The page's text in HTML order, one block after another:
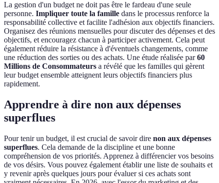
La gestion d'un budget ne doit pas être le fardeau d'une seule
personne. Impliquer toute la famille dans le processus renforce la
responsabilité collective et facilite l'adhésion aux objectifs financiers.
Organisez des réunions mensuelles pour discuter des dépenses et des
objectifs, et encouragez chacun à participer activement. Cela peut
également réduire la résistance à d'éventuels changements, comme
une réduction des sorties ou des achats. Une étude réalisée par60
Millions de Consommateurs a révélé que les familles qui gèrent
leur budget ensemble atteignent leurs objectifs financiers plus
rapidement.
Apprendre à dire non aux dépenses
superflues
Pour tenir un budget, il est crucial de savoir dire non aux dépenses
superflues. Cela demande de la discipline et une bonne
compréhension de vos priorités. Apprenez à différencier vos besoins
de vos désirs. Vous pouvez également établir une liste de souhaits et
y revenir après quelques jours pour évaluer si ces achats sont